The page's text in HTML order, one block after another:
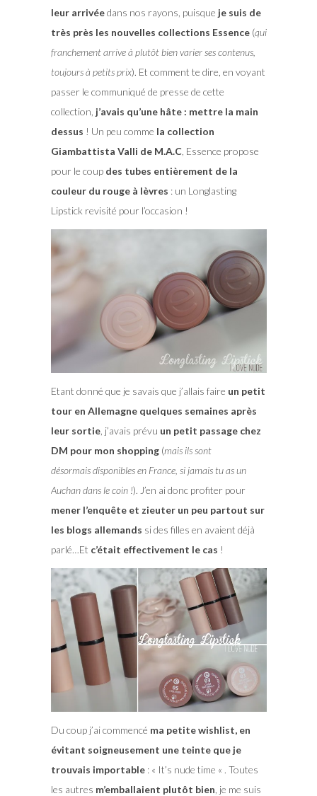
leur arrivéedans nos rayons, puisque je suis de
très près les nouvelles collections Essence(qui
franchement arrive à plutôt bien varier ses contenus,
toujours à petits prix). Et comment te dire, en voyant
passer le communiqué de presse de cette
collection, j’avais qu’une hâte : mettre la main
dessus ! Un peu comme la collection
Giambattista Valli de M.A.C, Essence propose
pour le coup des tubes entièrement de la
couleur du rouge à lèvres : un Longlasting
Lipstick revisité pour l’occasion !
Etant donné que je savais que j’allais faire un petit
tour en Allemagne quelques semaines après
leur sortie, j’avais prévu un petit passage chez
DM pour mon shopping(mais ils sont
désormais disponibles en France, si jamais tu as un
Auchan dans le coin !). J’en ai donc profiter pour
mener l’enquête et zieuter un peu partout sur
les blogs allemands si des filles en avaient déjà
parlé…Et c’était effectivement le cas !
Du coup j’ai commencé ma petite wishlist, en
évitant soigneusement une teinte que je
trouvais importable: « It’s nude time « . Toutes
les autres m’emballaient plutôt bien , je me suis